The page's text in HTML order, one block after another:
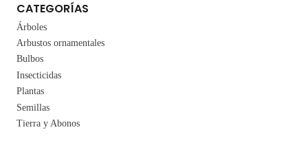
CATEGORÍAS
Árboles
Arbustos ornamentales
Bulbos
Insecticidas
Plantas
Semillas
Tierra y Abonos